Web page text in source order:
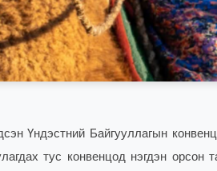
Үндэстний Байгууллагын
тус конвенцод нэгдэн орсон